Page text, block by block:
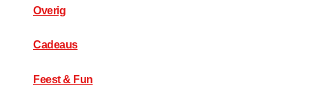
Overig
Cadeaus
Feest & Fun